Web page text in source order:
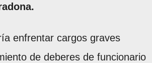
enfrentar cargos graves
de deberes de funcionario